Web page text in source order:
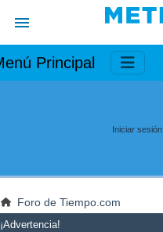
Principal
Iniciar sesión
Foro de Tiempo.com
¡Advertencia!